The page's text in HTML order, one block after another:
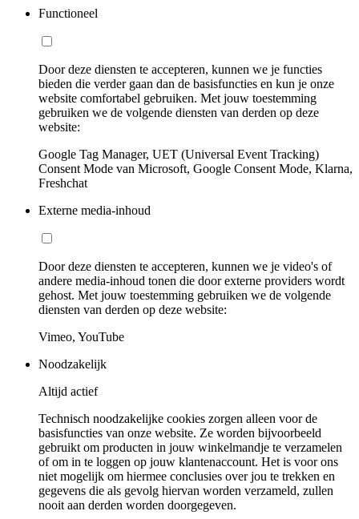
Functioneel
Door deze diensten te accepteren, kunnen we je functies
bieden die verder gaan dan de basisfuncties en kun je onze
website comfortabel gebruiken. Met jouw toestemming
gebruiken we de volgende diensten van derden op deze
website:
Google Tag Manager, UET (Universal Event Tracking)
Consent Mode van Microsoft, Google Consent Mode, Klarna,
Freshchat
Externe media-inhoud
Door deze diensten te accepteren, kunnen we je video's of
andere media-inhoud tonen die door externe providers wordt
gehost. Met jouw toestemming gebruiken we de volgende
diensten van derden op deze website:
Vimeo, YouTube
Noodzakelijk
Altijd actief
Technisch noodzakelijke cookies zorgen alleen voor de
basisfuncties van onze website. Ze worden bijvoorbeeld
gebruikt om producten in jouw winkelmandje te verzamelen
of om in te loggen op jouw klantenaccount. Het is voor ons
niet mogelijk om hiermee conclusies over jou te trekken en
gegevens die als gevolg hiervan worden verzameld, zullen
nooit aan derden worden doorgegeven.